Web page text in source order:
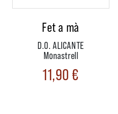
Fet a mà
D.O. ALICANTE
Monastrell
11,90€